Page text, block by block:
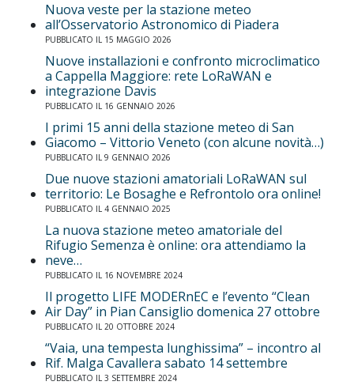
Nuova veste per la stazione meteo
all’Osservatorio Astronomico di Piadera
PUBBLICATO IL 15 MAGGIO 2026
Nuove installazioni e confronto microclimatico
a Cappella Maggiore: rete LoRaWAN e
integrazione Davis
PUBBLICATO IL 16 GENNAIO 2026
I primi 15 anni della stazione meteo di San
Giacomo – Vittorio Veneto (con alcune novità…)
PUBBLICATO IL 9 GENNAIO 2026
Due nuove stazioni amatoriali LoRaWAN sul
territorio: Le Bosaghe e Refrontolo ora online!
PUBBLICATO IL 4 GENNAIO 2025
La nuova stazione meteo amatoriale del
Rifugio Semenza è online: ora attendiamo la
neve…
PUBBLICATO IL 16 NOVEMBRE 2024
Il progetto LIFE MODERnEC e l’evento “Clean
Air Day” in Pian Cansiglio domenica 27 ottobre
PUBBLICATO IL 20 OTTOBRE 2024
“Vaia, una tempesta lunghissima” – incontro al
Rif. Malga Cavallera sabato 14 settembre
PUBBLICATO IL 3 SETTEMBRE 2024